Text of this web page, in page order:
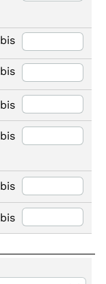
bis
bis
bis
bis
bis
bis